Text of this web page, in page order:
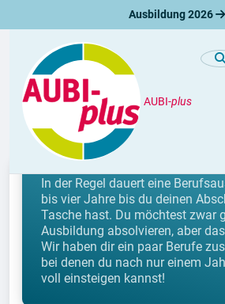
Ausbildung 2026
AUBI-plus
Berufe
Einjährige
In der Regel dauert eine
bis vier Jahre bis du deinen
Tasche hast. Du möchtest zwar
Ausbildung absolvieren, aber
Wir haben dir ein paar Berufe
bei denen du nach nur einem
voll einsteigen kannst!